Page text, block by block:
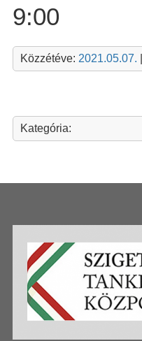
9:00
Közzétéve: 2021.05.07.
Kategória: